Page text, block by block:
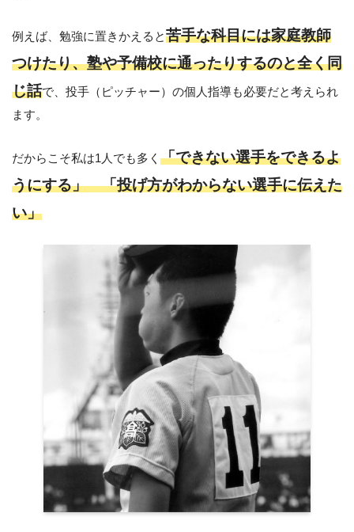
例えば、勉強に置きかえると苦手な科目には家庭教師
つけたり、塾や予備校に通ったりするのと全く同
じ話で、投手（ピッチャー）の個人指導も必要だと考えられ
ます。
だからこそ私は1人でも多く 「できない選手をできるよ
うにする」
「投げ方がわからない選手に伝えた
い」